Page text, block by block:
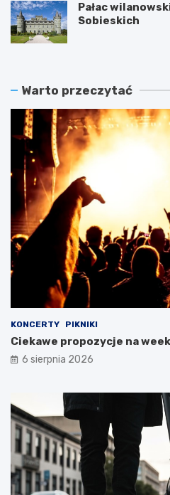
Pałac
Sobieskich
Warto przeczytać
KONCERTY PIKNIKI
Ciekawe propozycje na
6 sierpnia 2026